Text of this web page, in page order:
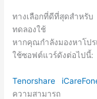
ทางเลือกที่ดีที่สุดสำหรั
ทดลองใช้
หากคุณกำลังมองหาโป
ใช้ซอฟต์แวร์ดังต่อไปนี้:
Tenorshare
ความสามารถ